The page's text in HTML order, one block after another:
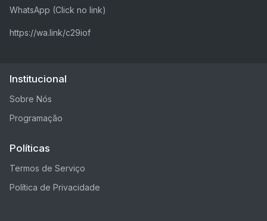
WhatsApp (Click no link)
https://wa.link/c29iof
Institucional
Sobre Nós
Programação
Políticas
Termos de Serviço
Política de Privacidade